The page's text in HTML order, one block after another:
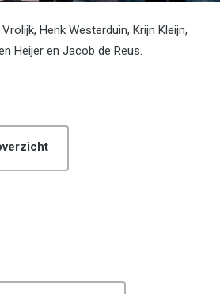
Henk Westerduin, Krijn Kleijn,
Heijer en Jacob de Reus.